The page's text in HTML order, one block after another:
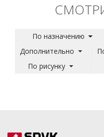
По назначению
Дополнительно
По рисунку